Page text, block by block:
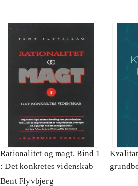
Rationalitet og magt. Bind 1
: Det konkretes videnskab
Bent Flyvbjerg